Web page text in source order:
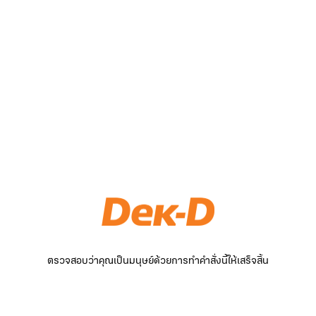
ตรวจสอบว่าคุณเป็นมนุษย์ด้วยการทำคำสั่งนี้ให้เสร็จสิ้น